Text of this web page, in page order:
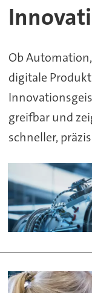
Ob
digitale
greifbar und
schneller,